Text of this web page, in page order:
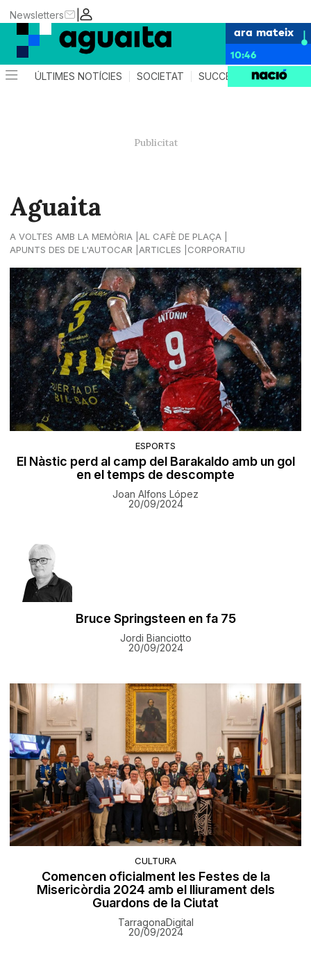
|
Newsletters
ara mateix
10:46
ÚLTIMES NOTÍCIES SOCIETAT SUCCESSOS AGENDA
Aguaita
A VOLTES AMB LA MEMÒRIA
AL CAFÈ DE PLAÇA
APUNTS DES DE L'AUTOCAR
ARTICLES CORPORATIU
ESPORTS
El Nàstic perd al camp del Barakaldo amb un gol
en el temps de descompte
Joan Alfons López
20/09/2024
Bruce Springsteen en fa 75
Jordi Bianciotto
20/09/2024
CULTURA
Comencen oficialment les Festes de la
Misericòrdia 2024 amb el lliurament dels
Guardons de la Ciutat
TarragonaDigital
20/09/2024